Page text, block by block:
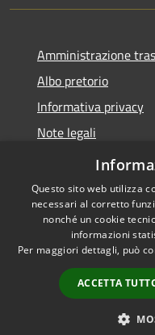
Amministrazione
Albo pretorio
Informativa privacy
Note legali
Dichiarazione di
Accessibilità
Questo sito web utilizza
necessari al corretto
nonché un cookie
informazioni
Per maggiori dettagli, può
ACCETTA